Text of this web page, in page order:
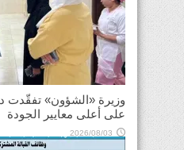
وزيرة «الشؤون» تفقّدت
على أعلى معايير الجودة
2026/08/03